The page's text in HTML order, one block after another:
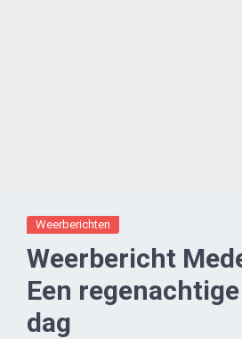
Weerberichten
Weerbericht
Een
dag